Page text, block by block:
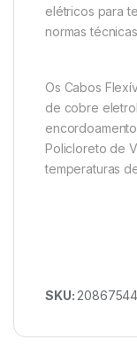
elétricos para
normas
Os Cabos
de cobre
Policloreto de
temperaturas
SKU: